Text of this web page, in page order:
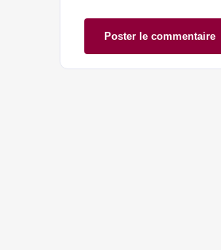
Poster le commentaire